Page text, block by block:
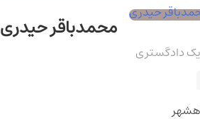
محمدباقر حیدری
یک دادگستری